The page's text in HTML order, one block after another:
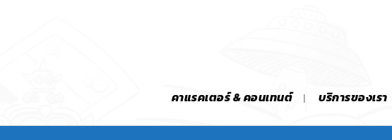
คาแรคเตอร์ & คอนเทนต์ บริการของเรา